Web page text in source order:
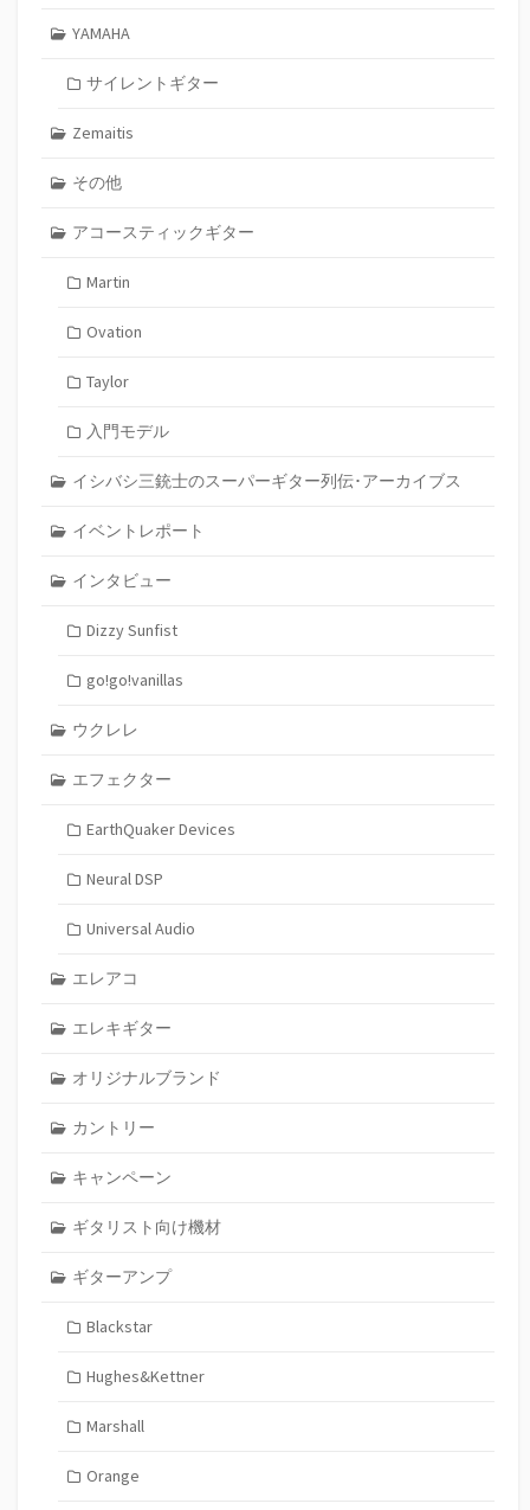
YAMAHA
サイレントギター
Zemaitis
その他
アコースティックギター
Martin
Ovation
Taylor
入門モデル
イシバシ三銃士のスーパーギター列伝･アーカイブス
イベントレポート
インタビュー
Dizzy Sunfist
go!go!vanillas
ウクレレ
エフェクター
EarthQuaker Devices
Neural DSP
Universal Audio
エレアコ
エレキギター
オリジナルブランド
カントリー
キャンペーン
ギタリスト向け機材
ギターアンプ
Blackstar
Hughes&Kettner
Marshall
Orange